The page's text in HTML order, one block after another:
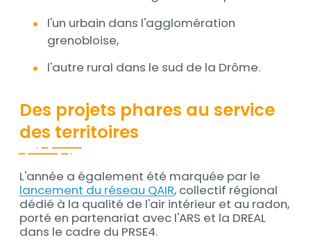
l'un urbain dans l'agglomération
grenobloise,
l'autre rural dans le sud de la Drôme.
Des projets phares au service
des territoires
Contenu
L'année a également été marquée par le
lancement du réseau QAIR, collectif régional
dédié à la qualité de l'air intérieur et au radon,
porté en partenariat avec l'ARS et la DREAL
dans le cadre du PRSE4.